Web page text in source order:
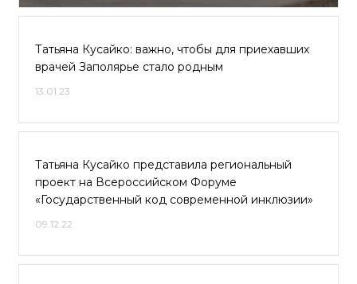
Татьяна Кусайко: важно, чтобы для приехавших
врачей Заполярье стало родным
13.01.23
Татьяна Кусайко представила региональный
проект на Всероссийском Форуме
«Государственный код современной инклюзии»
09.12.22